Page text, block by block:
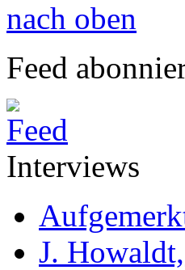
nach oben
Feed
Interviews
J.